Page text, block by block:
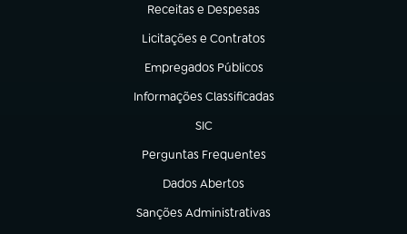
Receitas e Despesas
(abre em nova aba)
Licitações e Contratos
(abre em nova aba)
Empregados Públicos
(abre em nova aba)
Informações Classificadas
(abre em nova aba)
SIC
(abre em nova aba)
Perguntas Frequentes
(abre em nova aba)
Dados Abertos
(abre em nova aba)
Sanções Administrativas
(abre em nova aba)